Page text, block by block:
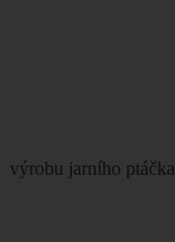
výrobu jarního ptáčka